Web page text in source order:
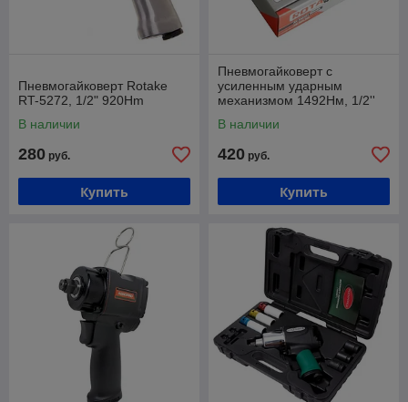
Пневмогайковерт Rotake
RT-5272, 1/2" 920Hm
В наличии
280 руб.
Купить
Пневмогайковерт с
усиленным ударным
механизмом 1492Нм, 1/2''
В наличии
420 руб.
Купить